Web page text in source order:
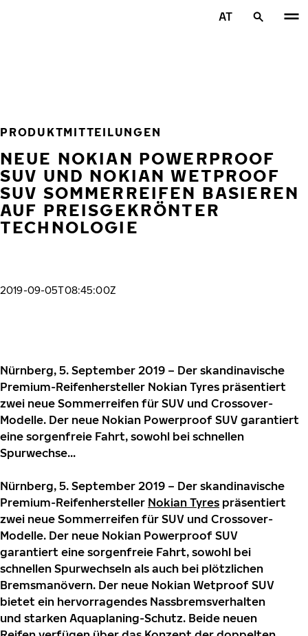
AT
PRODUKTMITTEILUNGEN
NEUE NOKIAN POWERPROOF
SUV UND NOKIAN WETPROOF
SUV SOMMERREIFEN BASIEREN
AUF PREISGEKRÖNTER
TECHNOLOGIE
2019-09-05T08:45:00Z
Nürnberg, 5. September 2019 – Der skandinavische
Premium-Reifenhersteller Nokian Tyres präsentiert
zwei neue Sommerreifen für SUV und Crossover-
Modelle. Der neue Nokian Powerproof SUV garantiert
eine sorgenfreie Fahrt, sowohl bei schnellen
Spurwechse...
Nürnberg, 5. September 2019 – Der skandinavische
Premium-Reifenhersteller Nokian Tyres präsentiert
zwei neue Sommerreifen für SUV und Crossover-
Modelle. Der neue Nokian Powerproof SUV
garantiert eine sorgenfreie Fahrt, sowohl bei
schnellen Spurwechseln als auch bei plötzlichen
Bremsmanövern. Der neue Nokian Wetproof SUV
bietet ein hervorragendes Nassbremsverhalten
und starken Aquaplaning-Schutz. Beide neuen